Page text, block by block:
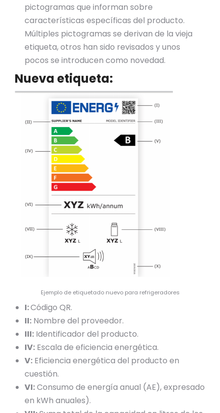
pictogramas que informan sobre
características específicas del producto.
Múltiples pictogramas se derivan de la vieja
etiqueta, otros han sido revisados y unos
pocos se introducen como novedad.
Nueva etiqueta:
Ejemplo de etiquetado nuevo para refrigeradores
I:Código QR.
II: Nombre del proveedor.
III: Identificador del producto.
IV: Escala de eficiencia energética.
V: Eficiencia energética del producto en
cuestión.
VI:Consumo de energía anual (AE), expresado
en kWh anuales).